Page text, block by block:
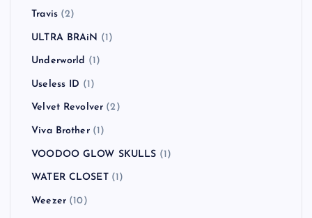
Travis(2)
ULTRA BRAiN (1)
Underworld (1)
Useless ID (1)
Velvet Revolver (2)
Viva Brother(1)
VOODOO GLOW SKULLS (1)
WATER CLOSET(1)
Weezer(10)